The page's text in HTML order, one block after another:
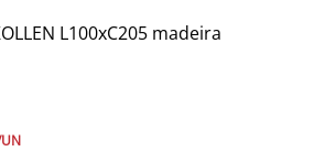
L100xC205 madeira